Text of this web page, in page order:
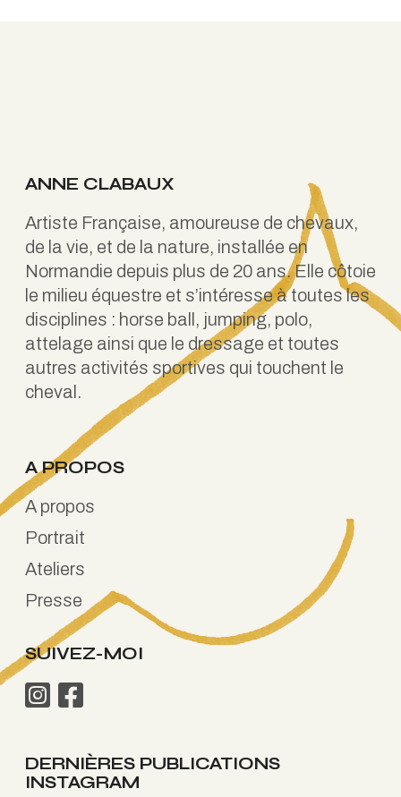
ANNE CLABAUX
Artiste Française, amoureuse de chevaux,
de la vie, et de la nature, installée en
Normandie depuis plus de 20 ans. Elle côtoie
le milieu équestre et s’intéresse à toutes les
disciplines : horse ball, jumping, polo,
attelage ainsi que le dressage et toutes
autres activités sportives qui touchent le
cheval.
A PROPOS
A propos
Portrait
Ateliers
Presse
SUIVEZ-MOI
DERNIÈRES PUBLICATIONS
INSTAGRAM